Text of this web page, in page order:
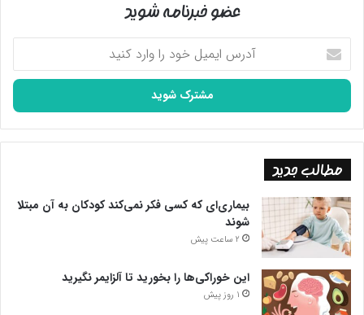
عضو خبرنامه شوید
آدرس
ایمیل
خود
وارد
کنید
مطالب جدید
بیماری‌ای که کسی فکر نمی‌کند کودکان به آن مبتلا
شوند
2 ساعت پیش
این خوراکی‌ها را بخورید تا آلزایمر نگیرید
1 روز پیش